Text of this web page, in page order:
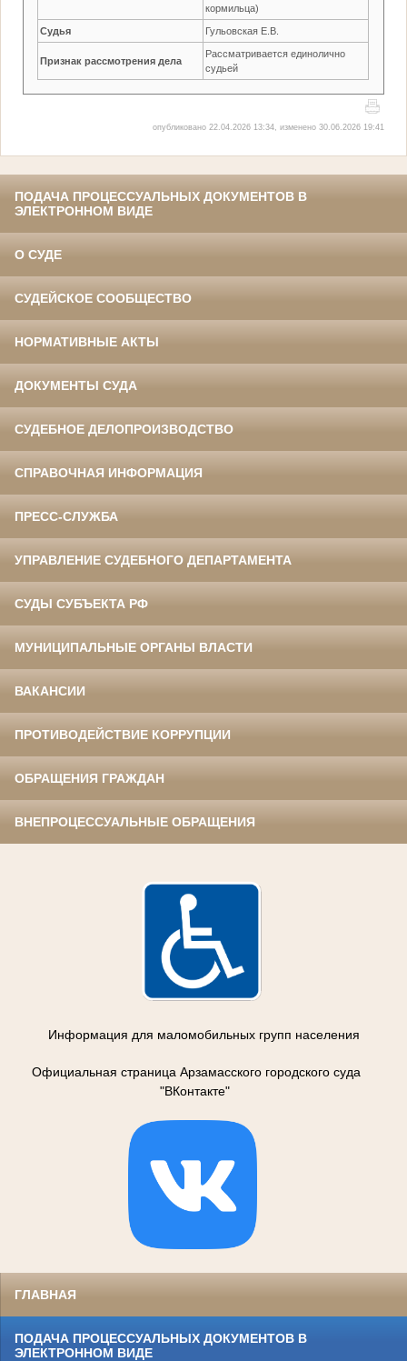
кормильца)
Судья Гульовская Е.В.
Признак рассмотрения дела
Рассматривается единолично
судьей
опубликовано 22.04.2026 13:34, изменено 30.06.2026 19:41
ПОДАЧА ПРОЦЕССУАЛЬНЫХ ДОКУМЕНТОВ В
ЭЛЕКТРОННОМ ВИДЕ
О СУДЕ
СУДЕЙСКОЕ СООБЩЕСТВО
НОРМАТИВНЫЕ АКТЫ
ДОКУМЕНТЫ СУДА
СУДЕБНОЕ ДЕЛОПРОИЗВОДСТВО
СПРАВОЧНАЯ ИНФОРМАЦИЯ
ПРЕСС-СЛУЖБА
УПРАВЛЕНИЕ СУДЕБНОГО ДЕПАРТАМЕНТА
СУДЫ СУБЪЕКТА РФ
МУНИЦИПАЛЬНЫЕ ОРГАНЫ ВЛАСТИ
ВАКАНСИИ
ПРОТИВОДЕЙСТВИЕ КОРРУПЦИИ
ОБРАЩЕНИЯ ГРАЖДАН
ВНЕПРОЦЕССУАЛЬНЫЕ ОБРАЩЕНИЯ
Информация для маломобильных групп населения
Официальная страница Арзамасского городского суда
"ВКонтакте"
ГЛАВНАЯ
ПОДАЧА ПРОЦЕССУАЛЬНЫХ ДОКУМЕНТОВ В
ЭЛЕКТРОННОМ ВИДЕ